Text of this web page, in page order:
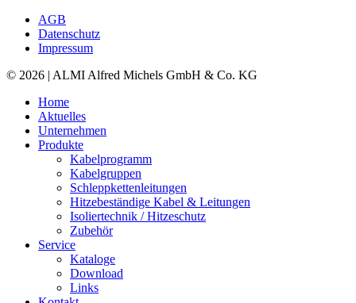
AGB
Datenschutz
Impressum
© 2026 | ALMI Alfred Michels GmbH & Co. KG
Home
Aktuelles
Unternehmen
Produkte
Kabelprogramm
Kabelgruppen
Schleppkettenleitungen
Hitzebeständige Kabel & Leitungen
Isoliertechnik / Hitzeschutz
Zubehör
Service
Kataloge
Download
Links